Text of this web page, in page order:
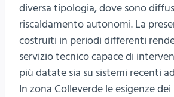
diversa tipologia, dove sono
riscaldamento autonomi. La
costruiti in periodi differenti
servizio tecnico capace di
più datate sia su sistemi recenti
In zona Colleverde le esigenze